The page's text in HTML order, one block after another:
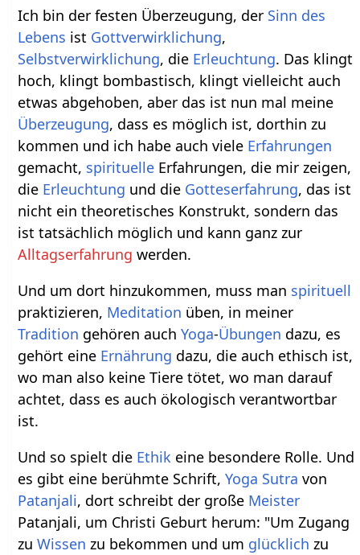
Ich bin der festen Überzeugung, der Sinn des
Lebens ist Gottverwirklichung,
Selbstverwirklichung, die Erleuchtung. Das klingt
hoch, klingt bombastisch, klingt vielleicht auch
etwas abgehoben, aber das ist nun mal meine
Überzeugung, dass es möglich ist, dorthin zu
kommen und ich habe auch viele Erfahrungen
gemacht, spirituelle Erfahrungen, die mir zeigen,
die Erleuchtung und die Gotteserfahrung, das ist
nicht ein theoretisches Konstrukt, sondern das
ist tatsächlich möglich und kann ganz zur
Alltagserfahrung werden.
Und um dort hinzukommen, muss man spirituell
praktizieren, Meditation üben, in meiner
Tradition gehören auchYoga-Übungen dazu, es
gehört eine Ernährung dazu, die auch ethisch ist,
wo man also keine Tiere tötet, wo man darauf
achtet, dass es auch ökologisch verantwortbar
ist.
Und so spielt die Ethik eine besondere Rolle. Und
es gibt eine berühmte Schrift,Yoga Sutra von
Patanjali, dort schreibt der große Meister
Patanjali, um Christi Geburt herum: "Um Zugang
zuWissen zu bekommen und um glücklich zu